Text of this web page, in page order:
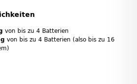
von bis zu 4 Batterien
von bis zu 4 Batterien (also bis zu 16